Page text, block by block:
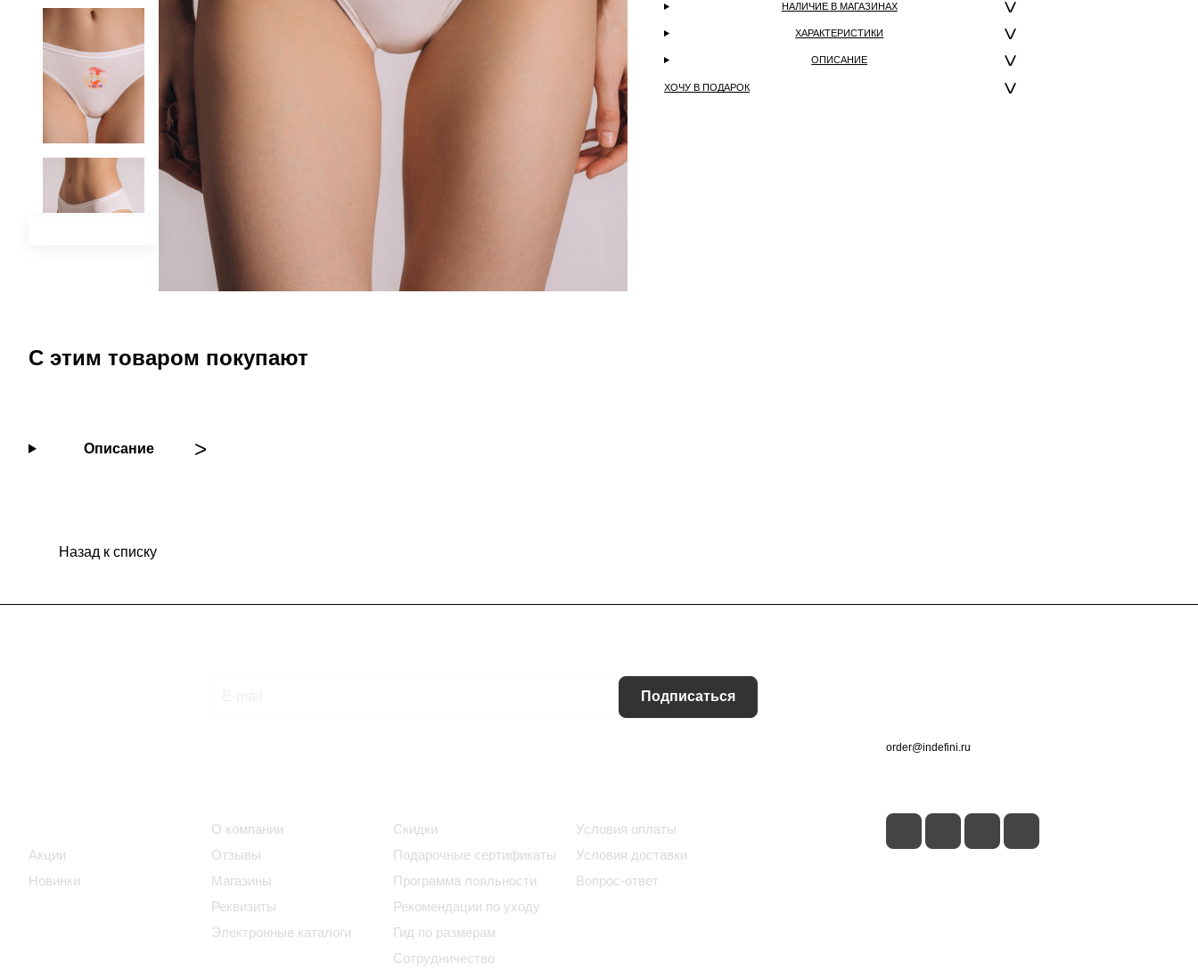
НАЛИЧИЕ В МАГАЗИНАХ
ХАРАКТЕРИСТИКИ
ОПИСАНИЕ
ХОЧУ В ПОДАРОК
С этим товаром покупают
Описание
Назад к списку
Подписаться
Акции
Новинки
О компании
Отзывы
Магазины
Реквизиты
Электронные каталоги
Скидки
Подарочные сертификаты
Программа лояльности
Рекомендации по уходу
Гид по размерам
Сотрудничество
Условия оплаты
Условия доставки
Вопрос-ответ
order@indefini.ru